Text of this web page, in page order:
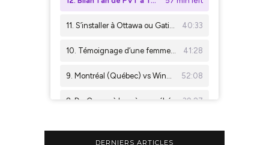
DERNIERS ARTICLES